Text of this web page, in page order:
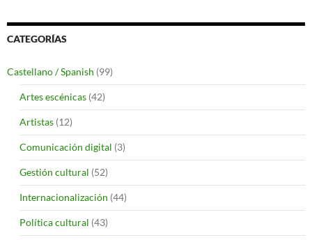
CATEGORÍAS
Castellano / Spanish (99)
Artes escénicas (42)
Artistas (12)
Comunicación digital (3)
Gestión cultural (52)
Internacionalización (44)
Política cultural (43)